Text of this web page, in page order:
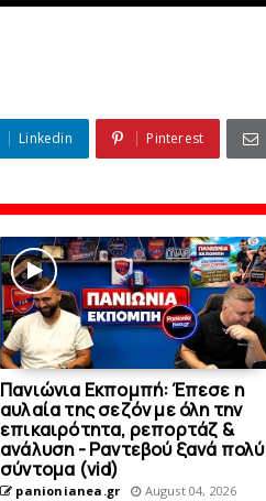
Linkedin Pinterest
Πανιώνια Εκπομπή: Έπεσε η
αυλαία της σεζόν με όλη την
επικαιρότητα, ρεπορτάζ &
ανάλυση - Ραντεβού ξανά πολύ
σύντομα (vid)
panionianea.gr August 04, 2026